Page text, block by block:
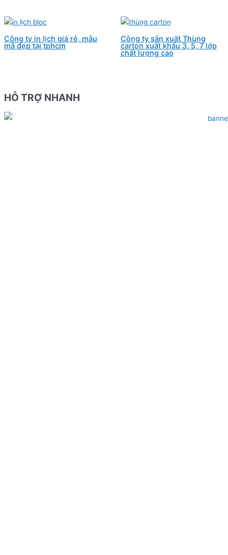
Công ty in lịch giá rẻ, mẫu
mã đẹp tại tphcm
Công ty sản xuất Thùng
carton xuất khẩu 3, 5, 7 lớp
chất lượng cao
HỖ TRỢ NHANH